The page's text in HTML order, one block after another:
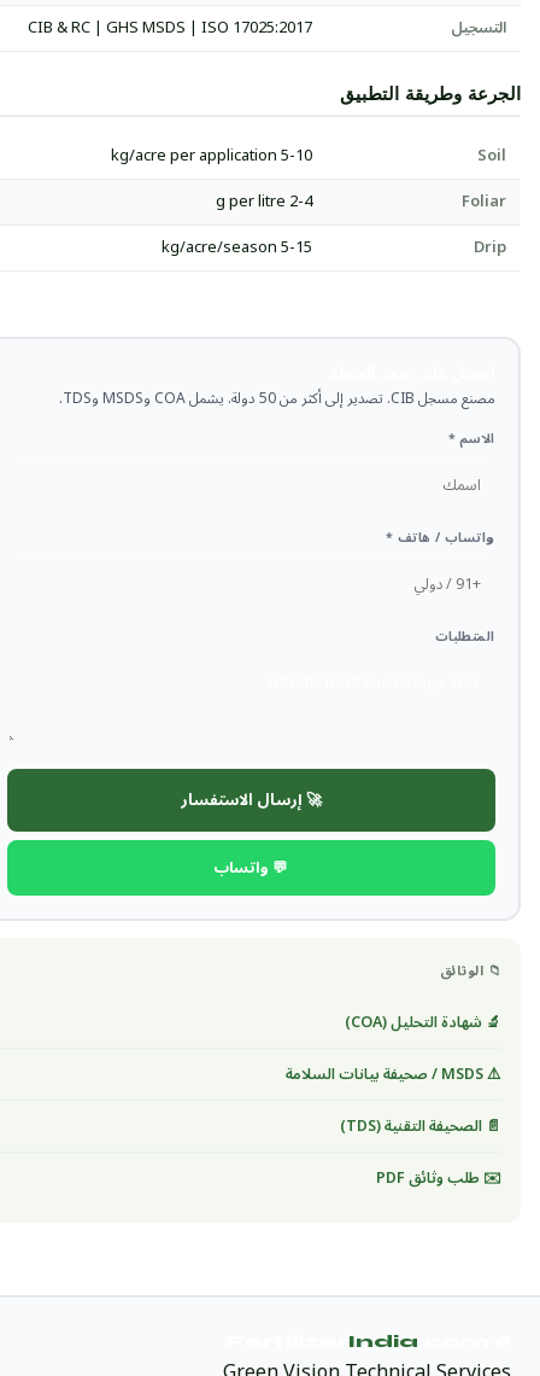
التسجيل
CIB & RC | GHS MSDS | ISO 17025:2017
الجرعة وطريقة التطبيق
Soil
5-10 kg/acre per application
Foliar
2-4 g per litre
Drip
5-15 kg/acre/season
مصنع مسجل CIB. تصدير إلى أكثر من 50 دولة. يشمل COA وMSDS وTDS.
الاسم *
واتساب / هاتف *
المتطلبات
🚀 إرسال الاستفسار
💬 واتساب
📁 الوثائق
🔬 شهادة التحليل (COA)
⚠️ MSDS / صحيفة بيانات السلامة
📄 الصحيفة التقنية (TDS)
✉️ طلب وثائق PDF
India